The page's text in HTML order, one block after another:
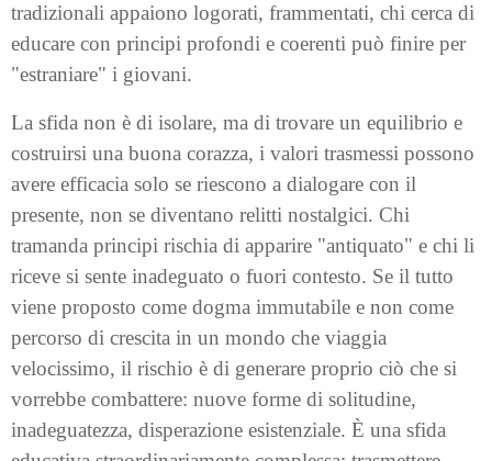
tradizionali appaiono logorati, frammentati, chi cerca di
educare con principi profondi e coerenti può finire per
"estraniare" i giovani.
La sfida non è di isolare, ma di trovare un equilibrio e
costruirsi una buona corazza, i valori trasmessi possono
avere efficacia solo se riescono a dialogare con il
presente, non se diventano relitti nostalgici. Chi
tramanda principi rischia di apparire "antiquato" e chi li
riceve si sente inadeguato o fuori contesto. Se il tutto
viene proposto come dogma immutabile e non come
percorso di crescita in un mondo che viaggia
velocissimo, il rischio è di generare proprio ciò che si
vorrebbe combattere: nuove forme di solitudine,
inadeguatezza, disperazione esistenziale. È una sfida